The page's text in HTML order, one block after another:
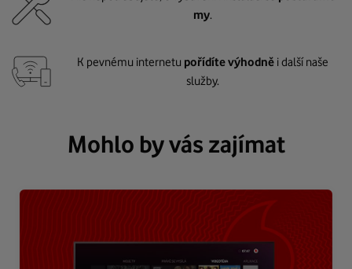
my.
K pevnému internetu pořídíte výhodně i další naše
služby.
Mohlo by vás zajímat